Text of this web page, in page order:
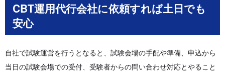
CBT運用代行会社に依頼すれば土日でも
安心
自社で試験運営を行うとなると、試験会場の手配や準備、申込から
当日の試験会場での受付、受験者からの問い合わせ対応とやること